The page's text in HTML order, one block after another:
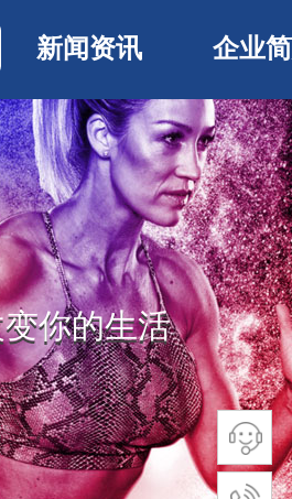
你的生活
你的生活
新闻资讯 企业